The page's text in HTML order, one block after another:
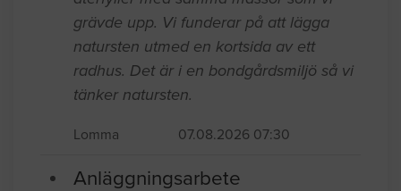
grävde upp. Vi funderar på att lägga
natursten utmed en kortsida av ett
radhus. Det är i en bondgårdsmiljö så vi
tänker natursten.
Lomma 07.08.2026 07:30
Anläggningsarbete